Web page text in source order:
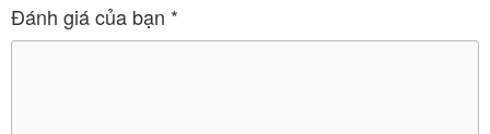
Loại nhiễm
trùng
Tác nhân chí
nh
điều t
Đánh giá của bạn *